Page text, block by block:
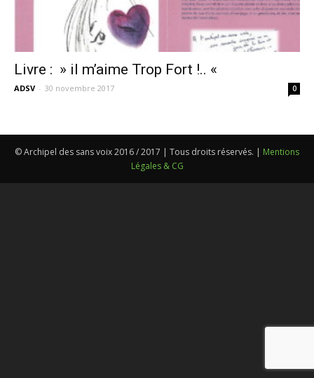
Livre : » il m’aime Trop Fort !.. «
ADSV - 30 novembre 2017 0
© Archipel des sans voix 2016 / 2017 | Tous droits réservés. | Mentions
Légales & CG